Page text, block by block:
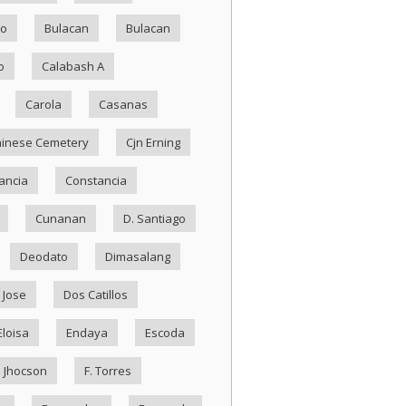
Bulacan Bulacan
Calabash A
Carola Casanas
Cemetery Cjn Erning
Constancia
Cunanan D. Santiago
Deodato Dimasalang
Dos Catillos
Endaya Escoda
Jhocson F. Torres